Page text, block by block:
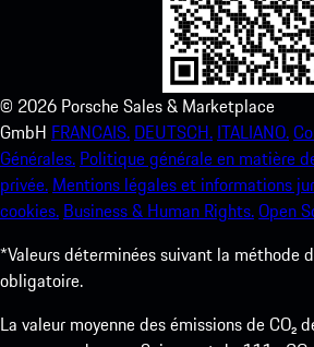
© 2026 Porsche Sales & Marketplace
GmbH FRANCAIS. DEUTSCH. ITALIANO.
Générales. Politique générale en matière
privée. Mentions légales et informations
cookies. Business & Human Rights.Open
*Valeurs déterminées suivant la méthode
obligatoire.
La valeur moyenne des émissions de CO₂